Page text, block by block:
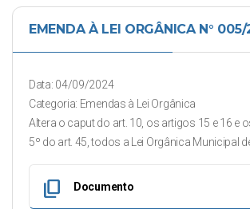
EMENDA À LEI ORGÂNICA N°
Data: 04/09/2024
Categoria: Emendas à Lei Orgânica
Altera o caput do art. 10, os artigos 15 e 16 e
5º do art. 45, todos a Lei Orgânica Municipal
content_copy Documento